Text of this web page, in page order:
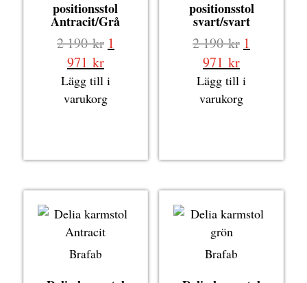
positionsstol
Antracit/Grå
2 190kr Det
priset
var:
1
971 krDet
nuvarande
priset
Lägg till i
varukorg
positionsstol
svart/svart
2 190kr Det
priset
var:
1
971 krDet
nuvarande
priset
Lägg till i
varukorg
Brafab Brafab